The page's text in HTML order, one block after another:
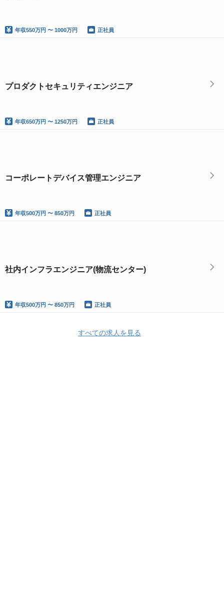
年収550万円 〜 1000万円 正社員
プロダクトセキュリティエンジニア
年収650万円 〜 1250万円 正社員
コーポレートデバイス管理エンジニア
年収500万円 〜 850万円 正社員
社内インフラエンジニア(物流センター)
年収500万円 〜 850万円 正社員
すべての求人を見る